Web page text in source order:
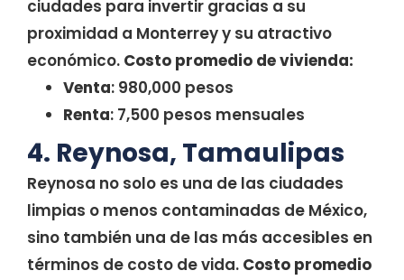
ciudades para invertir gracias a su
proximidad a Monterrey y su atractivo
económico. Costo promedio de vivienda:
Venta: 980,000 pesos
Renta: 7,500 pesos mensuales
4. Reynosa, Tamaulipas
Reynosa no solo es una de las ciudades
limpias o menos contaminadas de México,
sino también una de las más accesibles en
términos de costo de vida. Costo promedio